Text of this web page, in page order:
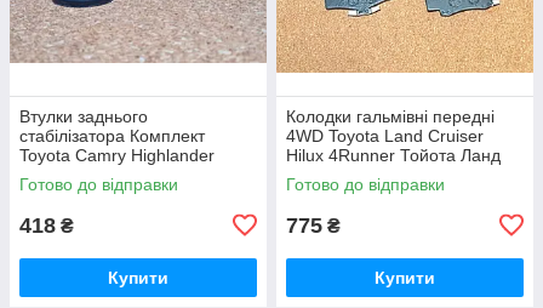
Втулки заднього
стабілізатора Комплект
Toyota Camry Highlander
Kluger Harrier Тойота Харріер
Хайлендер Клюгер Камрі
Готово до відправки
418 ₴
Купити
Колодки гальмівні передні
4WD Toyota Land Cruiser
Hilux 4Runner Тойота Ланд
Крузер 4 Руннер Фораннер
Хайлюкс
Готово до відправки
775 ₴
Купити